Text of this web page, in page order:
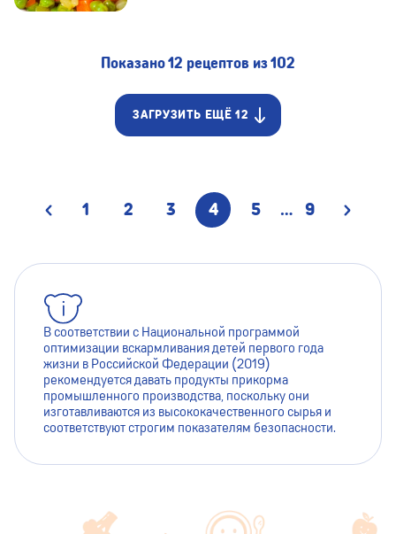
Показано 12 рецептов из 102
ЗАГРУЗИТЬ ЕЩЁ 12
1 2 3 4 5 ... 9
В соответствии с Национальной программой
оптимизации вскармливания детей первого года
жизни в Российской Федерации (2019)
рекомендуется давать продукты прикорма
промышленного производства, поскольку они
изготавливаются из высококачественного сырья и
соответствуют строгим показателям безопасности.